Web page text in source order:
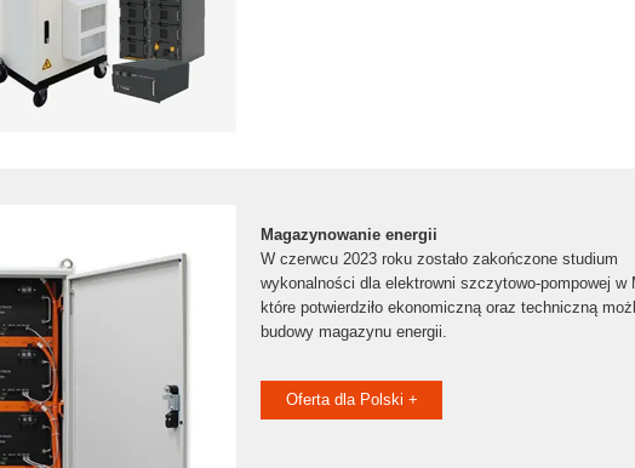
Magazynowanie energii
W czerwcu 2023 roku zostało zakończone studium
wykonalności dla elektrowni szczytowo-pompowej w
które potwierdziło ekonomiczną oraz techniczną
budowy magazynu energii.
Oferta dla Polski +